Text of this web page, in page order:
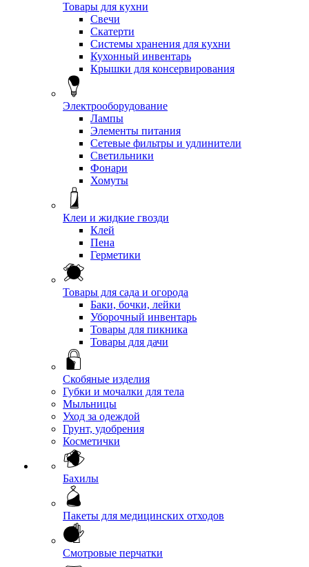
Товары для кухни
Свечи
Скатерти
Системы хранения для кухни
Кухонный инвентарь
Крышки для консервирования
Электрооборудование
Лампы
Элементы питания
Сетевые фильтры и удлинители
Светильники
Фонари
Хомуты
Клеи и жидкие гвозди
Клей
Пена
Герметики
Товары для сада и огорода
Баки, бочки, лейки
Уборочный инвентарь
Товары для пикника
Товары для дачи
Скобяные изделия
Губки и мочалки для тела
Мыльницы
Уход за одеждой
Грунт, удобрения
Косметички
Бахилы
Пакеты для медицинских отходов
Смотровые перчатки